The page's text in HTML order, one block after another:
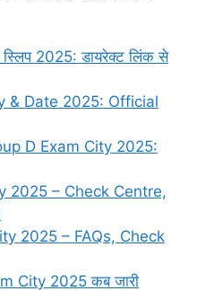
स्लिप 2025: डायरेक्ट लिंक से
& Date 2025: Official
D Exam City 2025:
2025 – Check Centre,
2025 – FAQs, Check
City 2025 कब जारी